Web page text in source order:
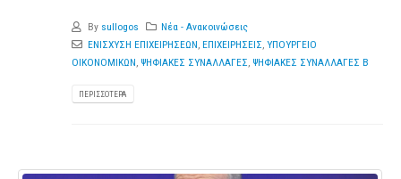
By sullogos
Νέα - Ανακοινώσεις
ΕΝΙΣΧΥΣΗ ΕΠΙΧΕΙΡΗΣΕΩΝ, ΕΠΙΧΕΙΡΗΣΕΙΣ, ΥΠΟΥΡΓΕΙΟ
ΟΙΚΟΝΟΜΙΚΩΝ, ΨΗΦΙΑΚΕΣ ΣΥΝΑΛΛΑΓΕΣ, ΨΗΦΙΑΚΕΣ ΣΥΝΑΛΛΑΓΕΣ Β
ΠΕΡΙΣΣΌΤΕΡΑ